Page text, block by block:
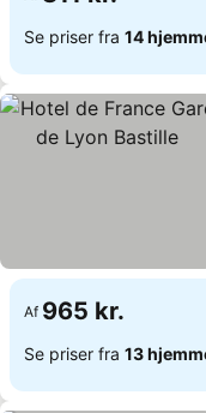
Se priser fra 14
Af 965 kr.
Se priser fra 13